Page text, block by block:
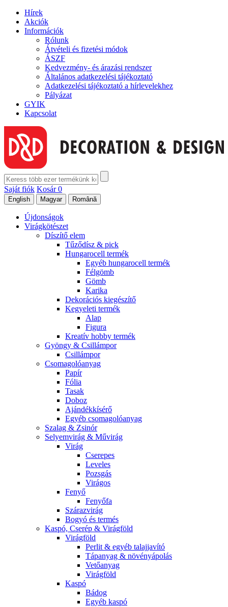
Hírek
Akciók
Információk
Rólunk
Átvételi és fizetési módok
ÁSZF
Kedvezmény- és árazási rendszer
Általános adatkezelési tájékoztató
Adatkezelési tájékoztató a hírlevelekhez
Pályázat
GYIK
Kapcsolat
Saját fiók Kosár 0
Újdonságok
Virágkötészet
Díszítő elem
Tűződísz & pick
Hungarocell termék
Egyéb hungarocell termék
Félgömb
Gömb
Karika
Dekorációs kiegészítő
Kegyeleti termék
Alap
Figura
Kreatív hobby termék
Gyöngy & Csillámpor
Csillámpor
Csomagolóanyag
Papír
Fólia
Tasak
Doboz
Ajándékkísérő
Egyéb csomagolóanyag
Szalag & Zsinór
Selyemvirág & Művirág
Virág
Cserepes
Leveles
Pozsgás
Virágos
Fenyő
Fenyőfa
Szárazvirág
Bogyó és termés
Kaspó, Cserép & Virágföld
Virágföld
Perlit & egyéb talajjavító
Tápanyag & növényápolás
Vetőanyag
Virágföld
Kaspó
Bádog
Egyéb kaspó